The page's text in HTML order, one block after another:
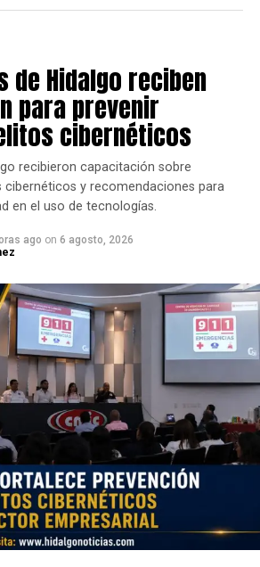
de Hidalgo reciben
para prevenir
cibernéticos
recibieron capacitación sobre
cibernéticos y recomendaciones para
en el uso de tecnologías.
ago on 6 agosto, 2026